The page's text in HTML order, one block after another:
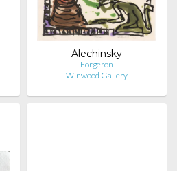
Alechinsky
Forgeron
Winwood Gallery